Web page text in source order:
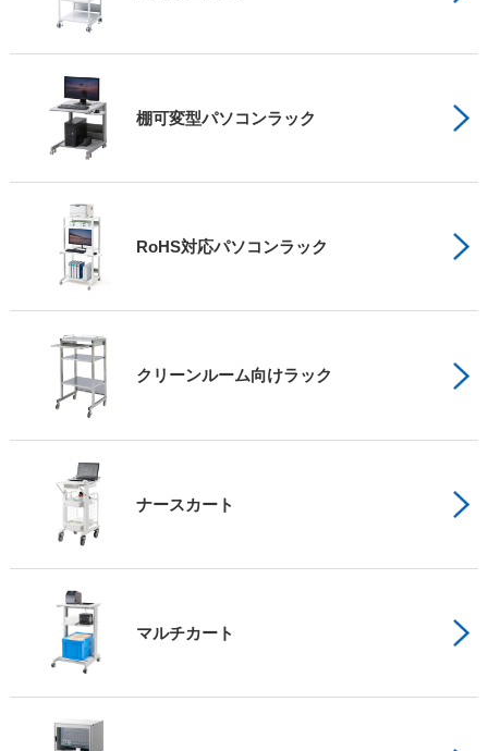
棚可変型パソコンラック
RoHS対応パソコンラック
クリーンルーム向けラック
ナースカート
マルチカート